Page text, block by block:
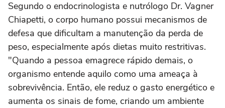
Segundo o endocrinologista e nutrólogo Dr. Vagner
Chiapetti, o corpo humano possui mecanismos de
defesa que dificultam a manutenção da perda de
peso, especialmente após dietas muito restritivas.
"Quando a pessoa emagrece rápido demais, o
organismo entende aquilo como uma ameaça à
sobrevivência. Então, ele reduz o gasto energético e
aumenta os sinais de fome, criando um ambiente